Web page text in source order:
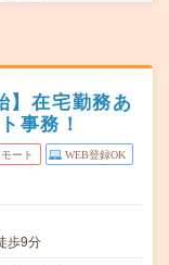
】在宅勤務あ
事務！
ート WEB登録OK
歩9分